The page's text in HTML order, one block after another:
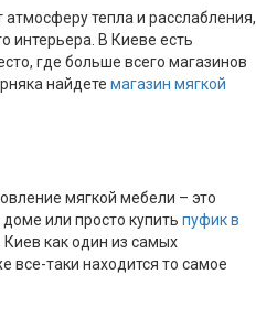
тепла и расслабления,
интерьера. В Киеве есть
где больше всего магазинов
найдете магазин мягкой
мягкой мебели – это
или просто купить пуфик в
как один из самых
таки находится то самое